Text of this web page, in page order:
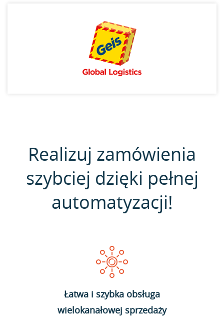
Realizuj zamówienia
szybciej dzięki pełnej
automatyzacji!
Łatwa i szybka obsługa
wielokanałowej sprzedaży